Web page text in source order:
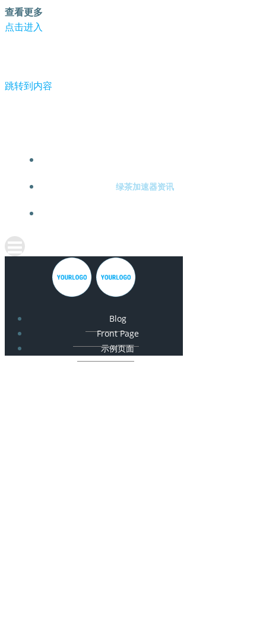
查看更多
点击进入
跳转到内容
绿茶加速器资讯
Blog
Front Page
示例页面